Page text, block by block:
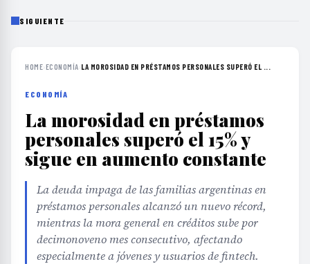
SIGUIENTE
HOME›ECONOMÍA›LA MOROSIDAD EN PRÉSTAMOS PERSONALES SUPERÓ EL ...
ECONOMÍA
La morosidad en préstamos
personales superó el 15% y
sigue en aumento constante
La deuda impaga de las familias argentinas en
préstamos personales alcanzó un nuevo récord,
mientras la mora general en créditos sube por
decimonoveno mes consecutivo, afectando
especialmente a jóvenes y usuarios de fintech.